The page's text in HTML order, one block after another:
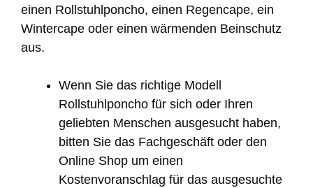
einen Rollstuhlponcho, einen Regencape, ein
Wintercape oder einen wärmenden Beinschutz
aus.
Wenn Sie das richtige Modell
Rollstuhlponcho für sich oder Ihren
geliebten Menschen ausgesucht haben,
bitten Sie das Fachgeschäft oder den
Online Shop um einen
Kostenvoranschlag für das ausgesuchte